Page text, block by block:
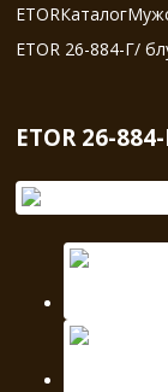
ETORКаталог
ETOR 26-884-Г/
ETOR 26-